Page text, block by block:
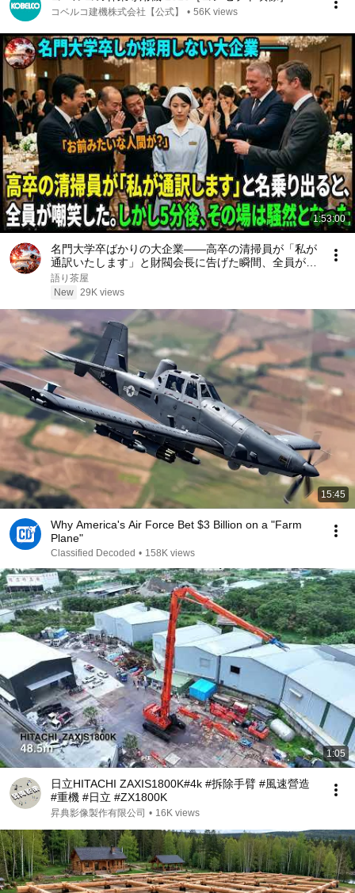
コベルコ建機株式会社【公式】 • 56K views
1:53:00
名門大学卒ばかりの大企業――高卒の清掃員が「私が
通訳いたします」と財閥会長に告げた瞬間、全員が嘲
笑した。しかし5分後、その場は静まり返った。#動
エピソード#老後の物語 #家族の物語
語り茶屋
New 29K views
15:45
Why America's Air Force Bet $3 Billion on a "Farm
Plane"
Classified Decoded • 158K views
1:05
日立HITACHI ZAXIS1800K#4k #拆除手臂 #風速營造
#重機 #日立 #ZX1800K
昇典影像製作有限公司 • 16K views